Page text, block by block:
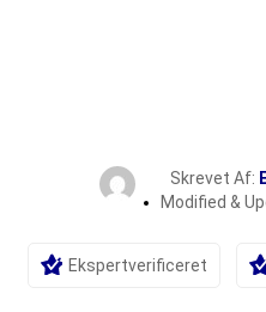
Skrevet Af:
Modified &
Ekspertverificeret